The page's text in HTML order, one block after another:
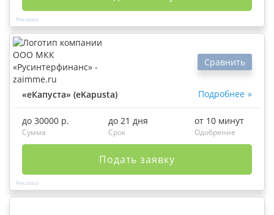
«еКапуста» (eKapusta) Подробнее
Сравнить
до 30000 р.
Сумма
до 21 дня
Срок
от 10 минут
Одобрение
Подать заявку